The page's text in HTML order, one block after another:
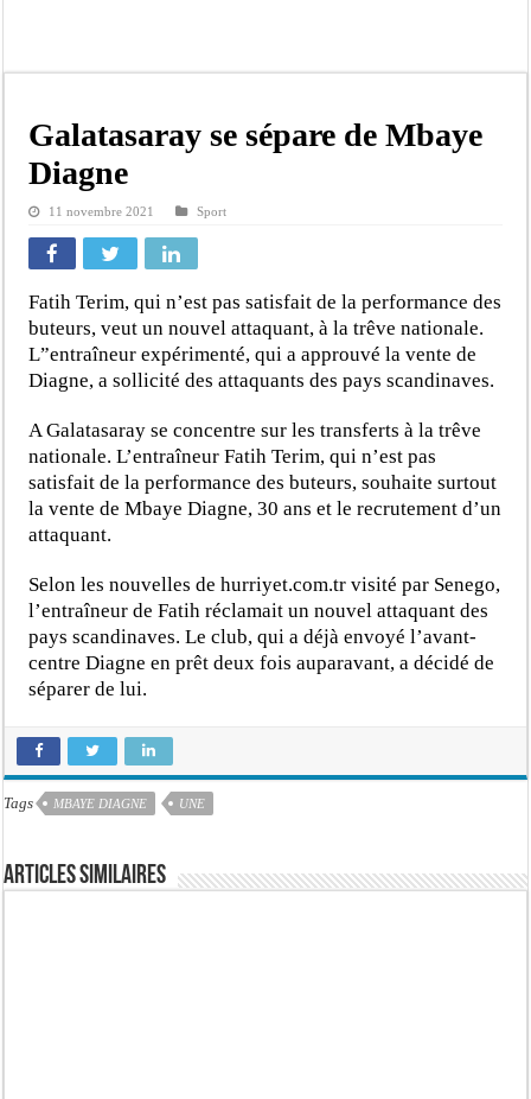
AfroBasket U18 masculin : le Sénégal domine le Rwanda et réussit son entrée
Fatick : Un carambolage entre trois véhicules fait deux blessés, dont un grave
Bilan Magal de Touba : 244 interpellations, 110 déferrements, 2,4 millions
Tragédie à Guinaw-Rails Sud : il poignarde à mort son frère aîné
Prétendu contrat de 50 millions FCFA : la LONASE dément tout lien avec «
Galatasaray se sépare de Mbaye
Diagne
11 novembre 2021 Sport
Fatih Terim, qui n’est pas satisfait de la performance des
buteurs, veut un nouvel attaquant, à la trêve nationale.
L”entraîneur expérimenté, qui a approuvé la vente de
Diagne, a sollicité des attaquants des pays scandinaves.
A Galatasaray se concentre sur les transferts à la trêve
nationale. L’entraîneur Fatih Terim, qui n’est pas
satisfait de la performance des buteurs, souhaite surtout
la vente de Mbaye Diagne, 30 ans et le recrutement d’un
attaquant.
Selon les nouvelles de hurriyet.com.tr visité par Senego,
l’entraîneur de Fatih réclamait un nouvel attaquant des
pays scandinaves. Le club, qui a déjà envoyé l’avant-
centre Diagne en prêt deux fois auparavant, a décidé de
séparer de lui.
Tags MBAYE DIAGNE UNE
Articles similaires